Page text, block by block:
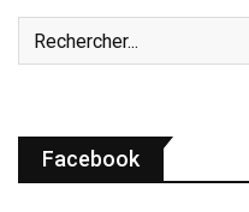
Facebook